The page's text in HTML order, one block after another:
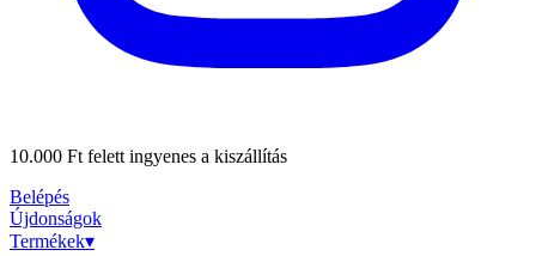
10.000 Ft felett ingyenes a kiszállítás
Belépés
Újdonságok
Termékek▾